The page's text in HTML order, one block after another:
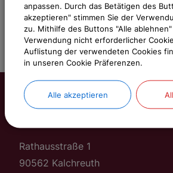
Rathausstraße 1
90562 Kalchreuth
anpassen. Durch das Betätigen des
akzeptieren" stimmen Sie der
zu. Mithilfe des Buttons "Alle
Verwendung nicht erforderlicher
Auflistung der verwendeten Cookies
in unseren Cookie Präferenzen.
Alle akzeptieren